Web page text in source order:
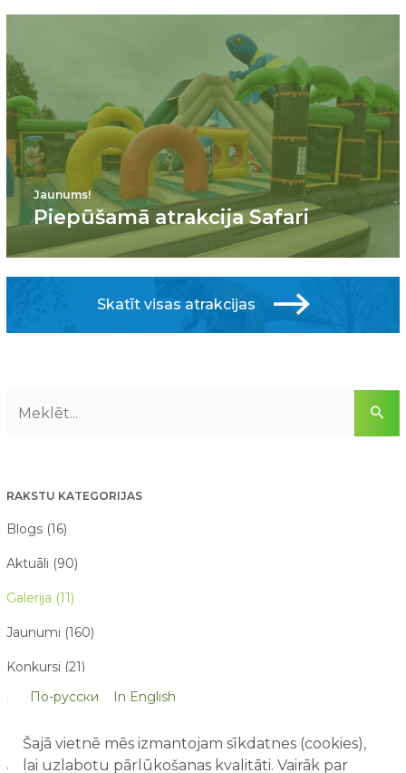
Jaunums!
Piepūšamā atrakcija Safari
Skatīt visas atrakcijas
RAKSTU KATEGORIJAS
Blogs (16)
Aktuāli (90)
Galerija (11)
Jaunumi (160)
Konkursi (21)
Par mums raksta (21)
По-русски In English
Šajā vietnē mēs izmantojam sīkdatnes (cookies),
lai uzlabotu pārlūkošanas kvalitāti. Vairāk par